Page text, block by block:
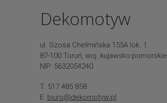
Dekomotyw
ul. Szosa Chełmińska 155A lok. 1
87-100 Toruń, woj. kujawsko-pomorskie
NIP: 5632054240
T: 517 485 858
E: biuro@dekomotyw.pl